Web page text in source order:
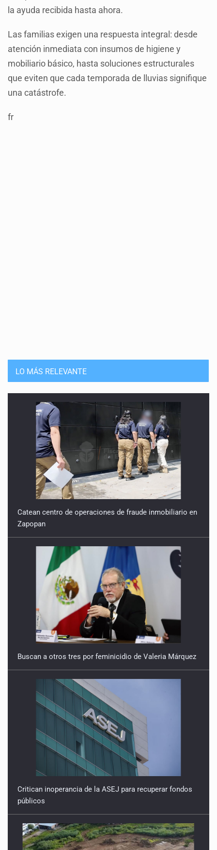
la ayuda recibida hasta ahora.
Las familias exigen una respuesta integral: desde
atención inmediata con insumos de higiene y
mobiliario básico, hasta soluciones estructurales
que eviten que cada temporada de lluvias signifique
una catástrofe.
fr
LO MÁS RELEVANTE
Catean centro de operaciones de fraude inmobiliario en
Zapopan
Buscan a otros tres por feminicidio de Valeria Márquez
Critican inoperancia de la ASEJ para recuperar fondos
públicos